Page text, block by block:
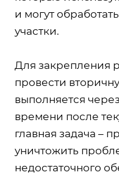
и могут
участки.
Для закрепления
провести
выполняется
времени после
главная задача –
уничтожить
недостаточного